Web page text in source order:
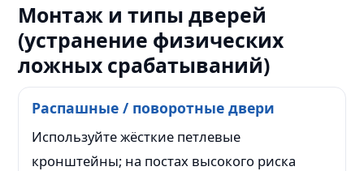
Монтаж и типы дверей
(устранение физических
ложных срабатываний)
Распашные / поворотные двери
Используйте жёсткие петлевые
кронштейны; на постах высокого риска